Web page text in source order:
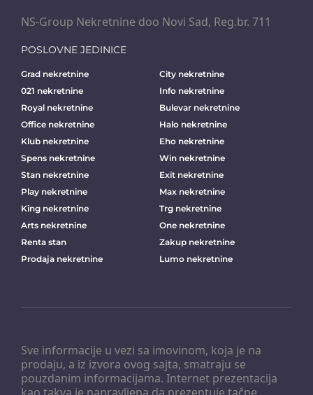
Sve informacije u vezi sa imovinom, koja je na
prodaju, a iz izvora ovog sajta, smatraju se
pouzdanim informacijama. Internet prezentacija
NS-Group Nekretnine doo Novi Sad, Reg.br. 711
POSLOVNE JEDINICE
Grad nekretnine
City nekretnine
021 nekretnine
Info nekretnine
Royal nekretnine
Bulevar nekretnine
Office nekretnine
Halo nekretnine
Klub nekretnine
Eho nekretnine
Spens nekretnine
Win nekretnine
Stan nekretnine
Exit nekretnine
Play nekretnine
Max nekretnine
King nekretnine
Trg nekretnine
Arts nekretnine
One nekretnine
Renta stan
Zakup nekretnine
Prodaja nekretnine
Lumo nekretnine